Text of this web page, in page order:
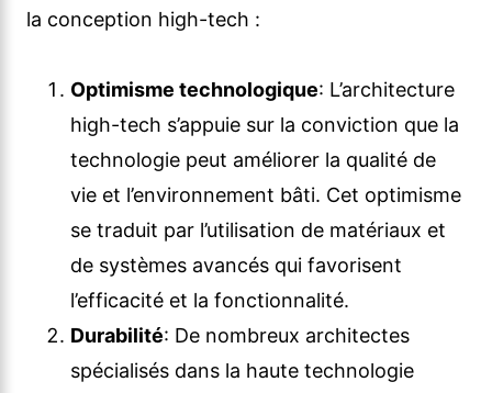
la conception high-tech :
Optimisme technologique: L’architecture
high-tech s’appuie sur la conviction que la
technologie peut améliorer la qualité de
vie et l’environnement bâti. Cet optimisme
se traduit par l’utilisation de matériaux et
de systèmes avancés qui favorisent
l’efficacité et la fonctionnalité.
Durabilité: De nombreux architectes
spécialisés dans la haute technologie